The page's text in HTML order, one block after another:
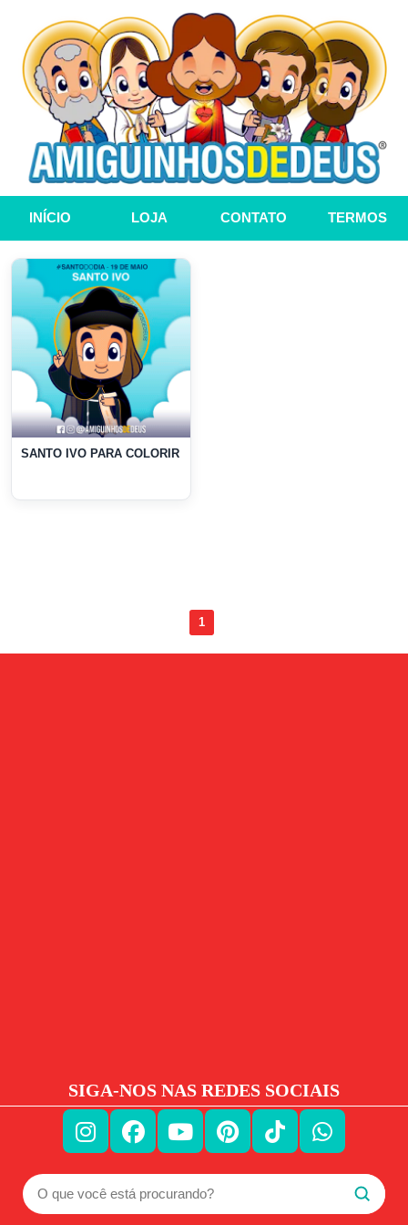
INÍCIO LOJA CONTATO TERMOS
SANTO IVO PARA COLORIR
1
SIGA-NOS NAS REDES SOCIAIS